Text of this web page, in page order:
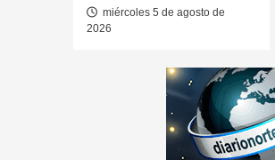
miércoles 5 de agosto de
2026